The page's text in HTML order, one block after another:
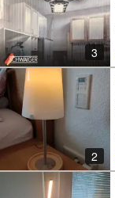
3
2